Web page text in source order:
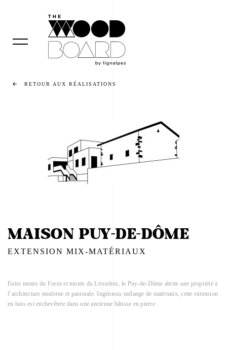
RETOUR AUX RÉALISATIONS
MAISON PUY-DE-DÔME
EXTENSION MIX-MATÉRIAUX
Entre monts du Forez et monts du Livradois, le Puy-de-Dôme abrite une propriété à
l’architecture moderne et pastorale. Ingénieux mélange de matériaux, cette extension
en bois est enchevêtrée dans une ancienne bâtisse en pierre.